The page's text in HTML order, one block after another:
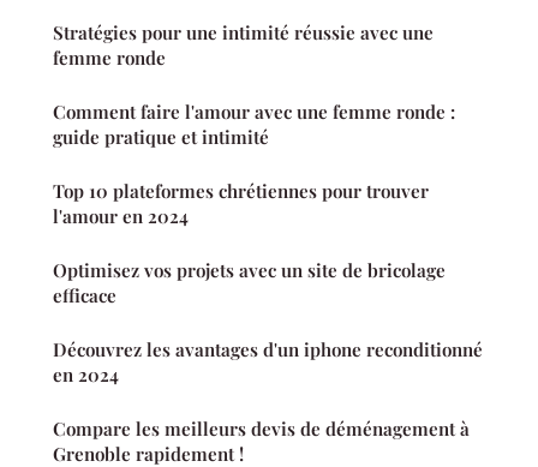
Stratégies pour une intimité réussie avec une
femme ronde
Comment faire l'amour avec une femme ronde :
guide pratique et intimité
Top 10 plateformes chrétiennes pour trouver
l'amour en 2024
Optimisez vos projets avec un site de bricolage
efficace
Découvrez les avantages d'un iphone reconditionné
en 2024
Compare les meilleurs devis de déménagement à
Grenoble rapidement !